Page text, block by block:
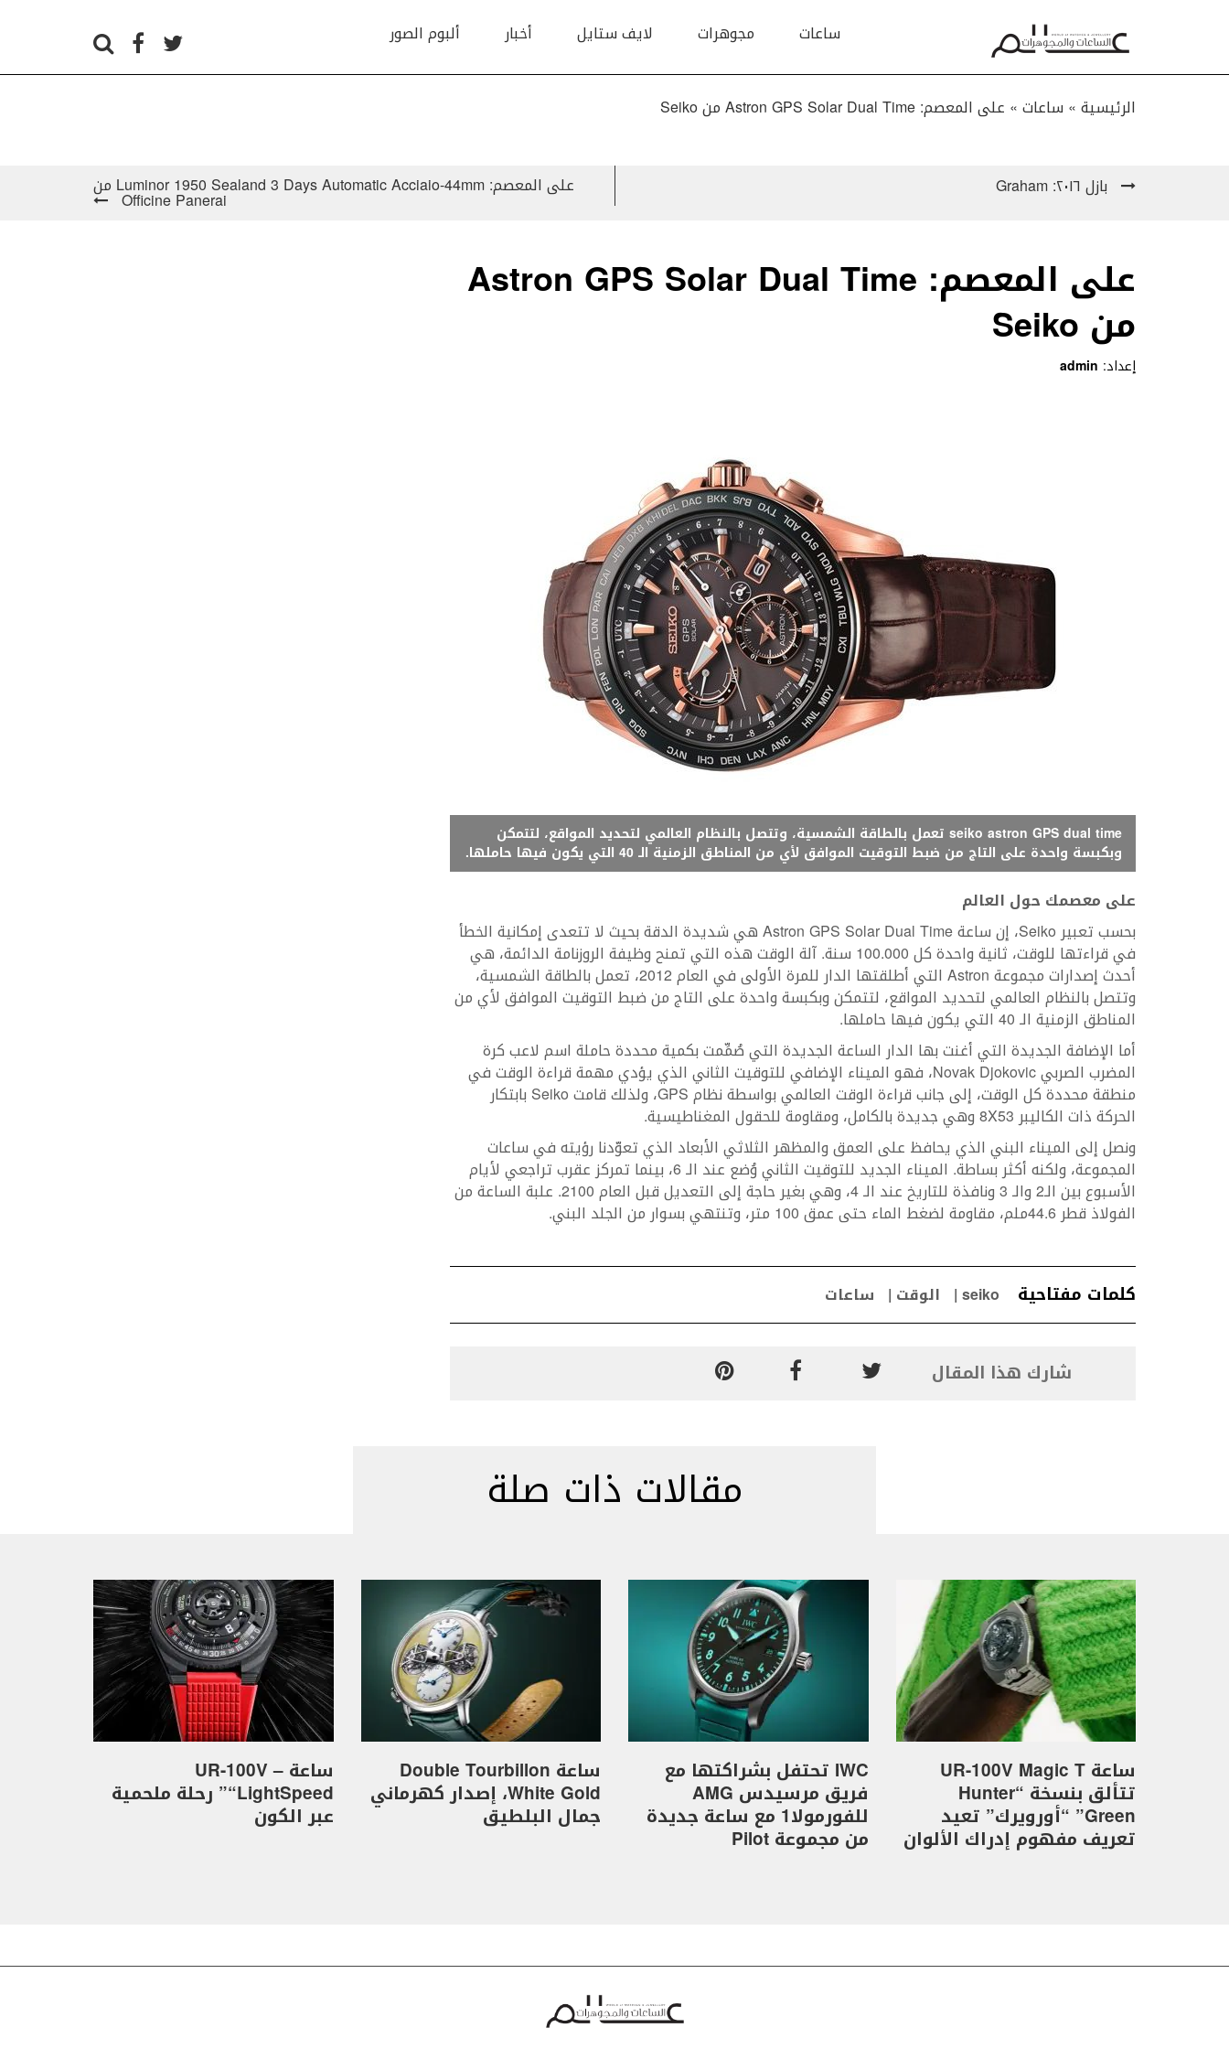
ساعات مجوهرات لايف ستايل أخبار ألبوم الصور
الرئيسية » ساعات» على المعصم: Astron GPS Solar Dual Time من Seiko
بازل ٢٠١٦: Graham على المعصم: Luminor 1950 Sealand 3 Days Automatic Acciaio-44mm من
Officine Panerai
على المعصم: Astron GPS Solar Dual Time
من Seiko
إعداد: admin
seiko astron GPS dual time تعمل بالطاقة الشمسية، وتتصل بالنظام العالمي لتحديد المواقع، لتتمكن
وبكبسة واحدة على التاج من ضبط التوقيت الموافق لأي من المناطق الزمنية الـ 40 التي يكون فيها حاملها.
على معصمك حول العالم
بحسب تعبير Seiko، إن ساعة Astron GPS Solar Dual Time هي شديدة الدقة بحيث لا تتعدى إمكانية الخطأ
في قراءتها للوقت، ثانية واحدة كل 100.000 سنة. آلة الوقت هذه التي تمنح وظيفة الروزنامة الدائمة، هي
أحدث إصدارات مجموعة Astron التي أطلقتها الدار للمرة الأولى في العام 2012، تعمل بالطاقة الشمسية،
وتتصل بالنظام العالمي لتحديد المواقع، لتتمكن وبكبسة واحدة على التاج من ضبط التوقيت الموافق لأي من
المناطق الزمنية الـ 40 التي يكون فيها حاملها.
أما الإضافة الجديدة التي أغنت بها الدار الساعة الجديدة التي صُمِّمت بكمية محددة حاملة اسم لاعب كرة
المضرب الصربي Novak Djokovic، فهو الميناء الإضافي للتوقيت الثاني الذي يؤدي مهمة قراءة الوقت في
منطقة محددة كل الوقت، إلى جانب قراءة الوقت العالمي بواسطة نظام GPS، ولذلك قامت Seiko بابتكار
الحركة ذات الكاليبر 8X53 وهي جديدة بالكامل، ومقاومة للحقول المغناطيسية.
ونصل إلى الميناء البني الذي يحافظ على العمق والمظهر الثلاثي الأبعاد الذي تعوّدنا رؤيته في ساعات
المجموعة، ولكنه أكثر بساطة. الميناء الجديد للتوقيت الثاني وُضع عند الـ 6، بينما تمركز عقرب تراجعي لأيام
الأسبوع بين الـ2 والـ 3 ونافذة للتاريخ عند الـ 4، وهي بغير حاجة إلى التعديل قبل العام 2100. علبة الساعة من
الفولاذ قطر 44.6ملم، مقاومة لضغط الماء حتى عمق 100 متر، وتنتهي بسوار من الجلد البني.
كلمات مفتاحية seiko الوقت ساعات
شارك هذا المقال
مقالات ذات صلة
ساعة UR-100V Magic T
تتألق بنسخة “Hunter
Green” “أورويرك” تعيد
تعريف مفهوم إدراك الألوان
IWC تحتفل بشراكتها مع
فريق مرسيدس AMG
للفورمولا1 مع ساعة جديدة
من مجموعة Pilot
ساعة Double Tourbillon
White Gold، إصدار كهرماني
جمال البلطيق
ساعة UR-100V –
“LightSpeed” رحلة ملحمية
عبر الكون